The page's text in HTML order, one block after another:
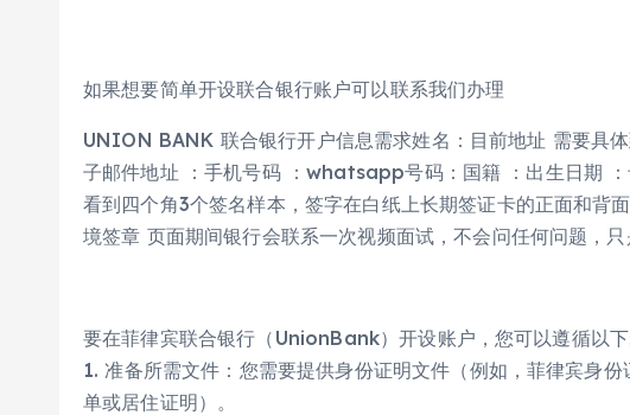
如果想要简单开设联合银行账户可以联系我们办理
UNION BANK 联合银行开户信息需求姓名：目前地址 需要具
子邮件地址 ：手机号码 ：whatsapp号码：国籍 ：出生日期
看到四个角3个签名样本，签字在白纸上长期签证卡的正面和背
境签章 页面期间银行会联系一次视频面试，不会问任何问题，
要在菲律宾联合银行（UnionBank）开设账户，您可以遵循以下
1. 准备所需文件：您需要提供身份证明文件（例如，菲律宾身
单或居住证明）。